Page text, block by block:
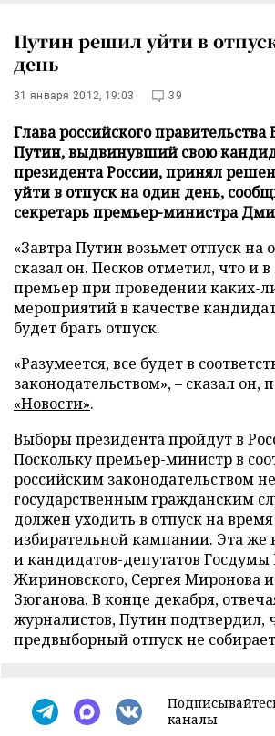
Путин решил уйти в
день
31 января 2012, 19:03 39
Глава российского
Путин, выдвинувший свою
президента России, принял
уйти в отпуск на один день,
секретарь премьер-министра
«Завтра Путин возьмет отпуск на
сказал он. Песков отметил, что и
премьер при проведении каких-
мероприятий в качестве
будет брать отпуск.
«Разумеется, все будет в
законодательством», – сказал он,
«Новости».
Выборы президента пройдут в
Поскольку премьер-министр в
российским законодательством
государственным гражданским
должен уходить в отпуск на
избирательной кампании. Эта же
и кандидатов-депутатов
Жириновского, Сергея Миронова
Зюганова. В конце декабря,
журналистов, Путин подтвердил,
предвыборный отпуск не
каналы